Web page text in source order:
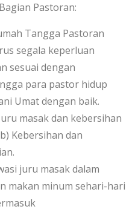
Pastoran:
Tangga Pastoran
segala keperluan
sesuai dengan
para pastor hidup
Umat dengan baik.
masak dan kebersihan
Kebersihan dan
juru masak dalam
makan minum sehari-hari